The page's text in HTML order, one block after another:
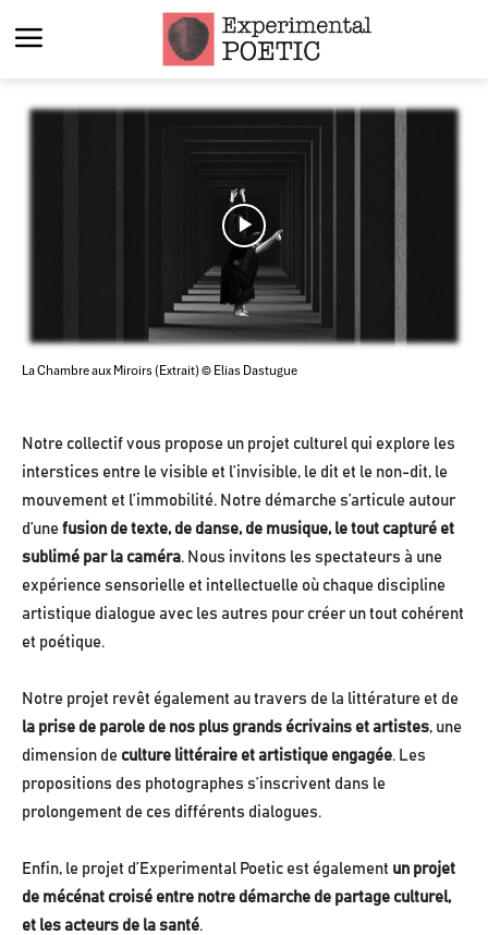
La Chambre aux Miroirs (Extrait) © Elias Dastugue
Notre collectif vous propose un projet culturel qui explore les
interstices entre le visible et l’invisible, le dit et le non-dit, le
mouvement et l’immobilité. Notre démarche s’articule autour
d’une fusion de texte, de danse, de musique, le tout capturé et
sublimé par la caméra. Nous invitons les spectateurs à une
expérience sensorielle et intellectuelle où chaque discipline
artistique dialogue avec les autres pour créer un tout cohérent
et poétique.
Notre projet revêt également au travers de la littérature et de
la prise de parole de nos plus grands écrivains et artistes, une
dimension de culture littéraire et artistique engagée. Les
propositions des photographes s’inscrivent dans le
prolongement de ces différents dialogues.
Enfin, le projet d’Experimental Poetic est également un projet
de mécénat croisé entre notre démarche de partage culturel,
et les acteurs de la santé.